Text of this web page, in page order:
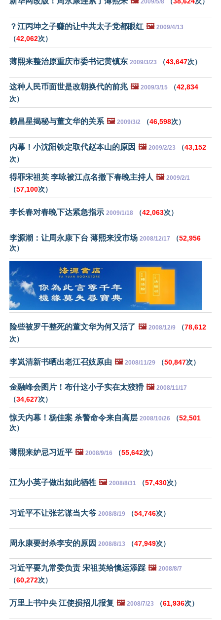
2009/5/8
？江丙坤之子赚的让中共太子党都眼红 🖼️ 2009/4/13
（42,062次）
薄熙来整治原重庆市委书记黄镇东 2009/3/23 （43,647次）
这种人民币面世是改朝换代的前兆 🖼️ 2009/3/15 （42,834
次）
赖昌星揭秘与董文华的关系 🖼️ 2009/3/2 （46,598次）
内幕！小沈阳铁定取代赵本山的原因 🖼️ 2009/2/23 （43,152
次）
得罪宋祖英 李咏被江点名撤下春晚主持人 🖼️ 2009/2/1
（57,100次）
李长春对春晚下达紧急指示 2009/1/18 （42,063次）
李源潮：让周永康下台 薄熙来没市场 2008/12/17 （52,956
次）
险些被罗干整死的董文华为何又活了 🖼️ 2008/12/9 （78,612
次）
李岚清新书晒出老江召妓原由 🖼️ 2008/11/29 （50,847次）
金融峰会图片！布什这小子实在太狡猾 🖼️ 2008/11/17
（34,627次）
惊天内幕！杨佳案 杀警命令来自高层 2008/10/26 （52,501
次）
薄熙来妒忌习近平 🖼️ 2008/9/16 （55,642次）
江为小英子做出如此牺牲 🖼️ 2008/8/31 （57,430次）
习近平不让张艺谋当大爷 2008/8/19 （54,746次）
周永康要封杀李安的原因 2008/8/13 （47,949次）
习近平要九常委负责 宋祖英给懊运添踩 🖼️ 2008/8/7
（60,272次）
万里上书中央 江使损招儿报复 🖼️ 2008/7/23 （61,936次）